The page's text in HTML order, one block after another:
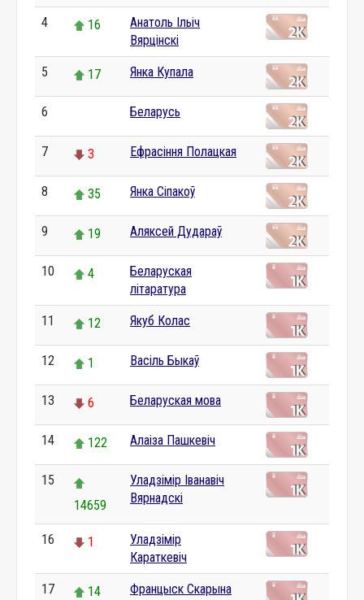
4 16
Анатоль Ільіч
Вярцінскі
5 17 Янка Купала
6 Беларусь
7 3 Ефрасіння Полацкая
8 35 Янка Сіпакоў
9 19 Аляксей Дудараў
10 4
Беларуская
літаратура
11 12 Якуб Колас
12 1 Васіль Быкаў
13 6 Беларуская мова
14 122 Алаіза Пашкевіч
15
14659
Уладзімір Іванавіч
Вярнадскі
16 1
Уладзімір
Караткевіч
17 14 Францыск Скарына